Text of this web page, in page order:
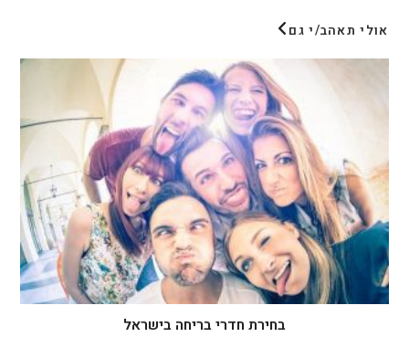
אולי תאהב/י גם
בחירת חדרי בריחה בישראל